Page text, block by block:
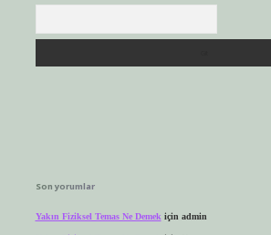
Son yorumlar
Yakın Fiziksel Temas Ne Demek için admin